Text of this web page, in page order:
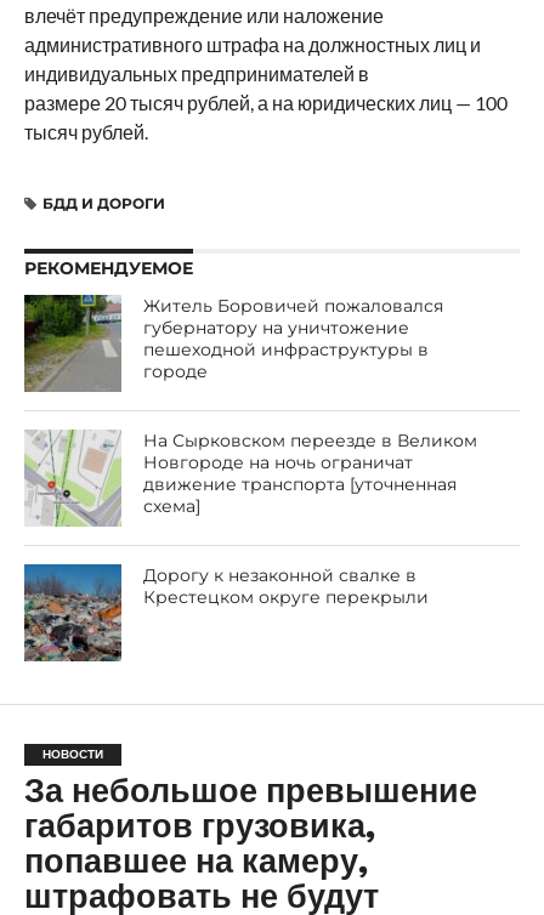
влечёт предупреждение или наложение
административного штрафа на должностных лиц и
индивидуальных предпринимателей в
размере 20 тысяч рублей, а на юридических лиц — 100
тысяч рублей.
БДД И ДОРОГИ
РЕКОМЕНДУЕМОЕ
Житель Боровичей пожаловался
губернатору на уничтожение
пешеходной инфраструктуры в
городе
На Сырковском переезде в Великом
Новгороде на ночь ограничат
движение транспорта [уточненная
схема]
Дорогу к незаконной свалке в
Крестецком округе перекрыли
НОВОСТИ
За небольшое превышение
габаритов грузовика,
попавшее на камеру,
штрафовать не будут